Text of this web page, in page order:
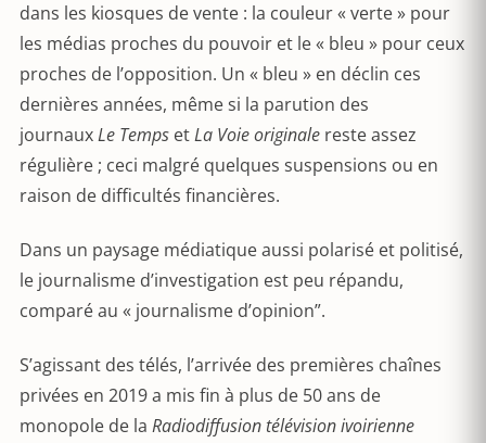
dans les kiosques de vente : la couleur « verte » pour
les médias proches du pouvoir et le « bleu » pour ceux
proches de l’opposition. Un « bleu » en déclin ces
dernières années, même si la parution des
journauxLe Temps etLa Voie originale resteassez
régulière ; ceci malgré quelques suspensions ou en
raison de difficultés financières.
Dans un paysage médiatique aussi polarisé et politisé,
le journalisme d’investigation est peu répandu,
comparé au « journalisme d’opinion”.
S’agissant des télés, l’arrivée des premières chaînes
privées en 2019 a mis fin à plus de 50 ans de
monopole de la Radiodiffusion télévision ivoirienne